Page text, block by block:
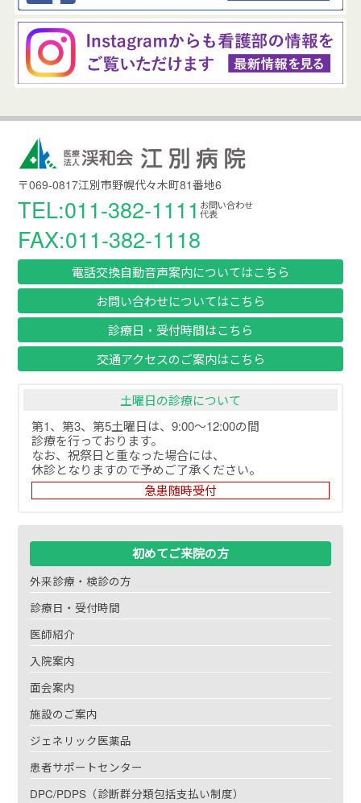
〒069-0817江別市野幌代々木町81番地6
TEL:011-382-1111お問い合わせ
代表
FAX:011-382-1118
電話交換自動音声案内についてはこちら
お問い合わせについてはこちら
診療日・受付時間はこちら
交通アクセスのご案内はこちら
土曜日の診療について
第1、第3、第5土曜日は、9:00～12:00の間
診療を行っております。
なお、祝祭日と重なった場合には、
休診となりますので予めご了承ください。
急患随時受付
初めてご来院の方
外来診療・検診の方
診療日・受付時間
医師紹介
入院案内
面会案内
施設のご案内
ジェネリック医薬品
患者サポートセンター
DPC/PDPS（診断群分類包括支払い制度）